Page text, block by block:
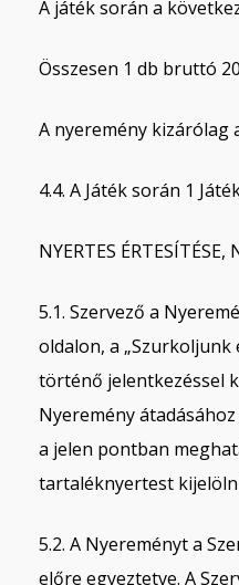
A játék során a
Összesen 1 db bruttó
A nyeremény kizárólag
4.4. A Játék során 1
NYERTES ÉRTESÍTÉSE,
5.1. Szervező a
oldalon, a „Szurkoljunk
történő jelentkezéssel
Nyeremény
a jelen pontban
tartaléknyertest
5.2. A Nyereményt a
előre egyeztetve. A